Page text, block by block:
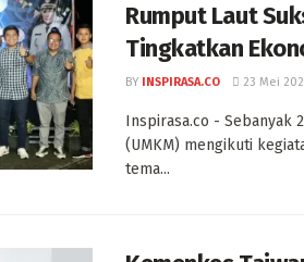
Rumput Laut
Tingkatkan
BY INSPIRASA.CO 23 Mei
Inspirasa.co - Sebanyak
(UMKM) mengikuti
tema...